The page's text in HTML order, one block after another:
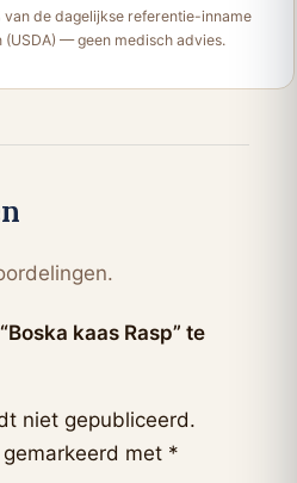
van de dagelijkse referentie-inname
(USDA) — geen medisch advies.
kaas Rasp” te
niet gepubliceerd.
met *